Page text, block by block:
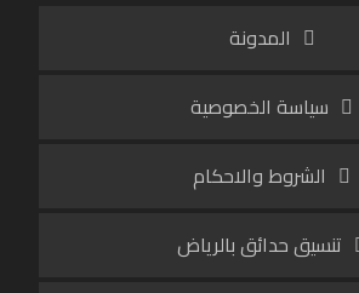
المدونة
سياسة الخصوصية
الشروط والاحكام
تنسيق حدائق بالرياض